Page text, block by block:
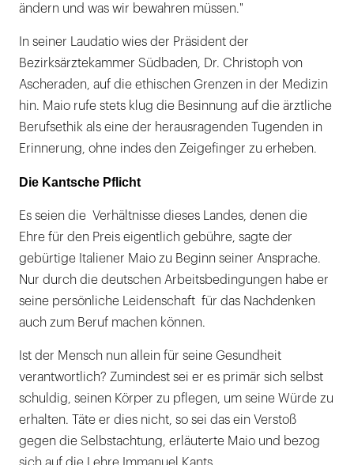
ändern und was wir bewahren müssen."
In seiner Laudatio wies der Präsident der
Bezirksärztekammer Südbaden, Dr. Christoph von
Ascheraden, auf die ethischen Grenzen in der Medizin
hin. Maio rufe stets klug die Besinnung auf die ärztliche
Berufsethik als eine der herausragenden Tugenden in
Erinnerung, ohne indes den Zeigefinger zu erheben.
Die Kantsche Pflicht
Es seien die Verhältnisse dieses Landes, denen die
Ehre für den Preis eigentlich gebühre, sagte der
gebürtige Italiener Maio zu Beginn seiner Ansprache.
Nur durch die deutschen Arbeitsbedingungen habe er
seine persönliche Leidenschaft für das Nachdenken
auch zum Beruf machen können.
Ist der Mensch nun allein für seine Gesundheit
verantwortlich? Zumindest sei er es primär sich selbst
schuldig, seinen Körper zu pflegen, um seine Würde zu
erhalten. Täte er dies nicht, so sei das ein Verstoß
gegen die Selbstachtung, erläuterte Maio und bezog
sich auf die Lehre Immanuel Kants.